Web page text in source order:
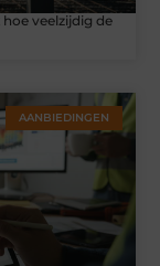
veelzijdig de
AANBIEDINGEN